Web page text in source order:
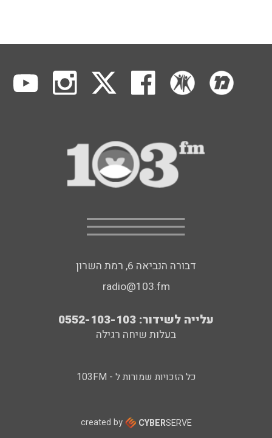
דבורה הנביאה 6, רמת השרון
radio@103.fm
עלייה לשידור: 0552-103-103
בעלות שיחה רגילה
כל הזכויות שמורות ל - 103FM
created by CYBERSERVE